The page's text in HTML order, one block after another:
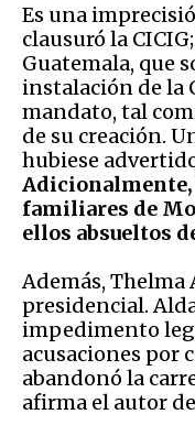
Es una
clausuró la
Guatemala, que
instalación de la
mandato, tal
de su creación.
hubiese
Adicionalmente,
familiares de
ellos absueltos
Además,
presidencial.
impedimento
acusaciones por
abandonó la
afirma el autor